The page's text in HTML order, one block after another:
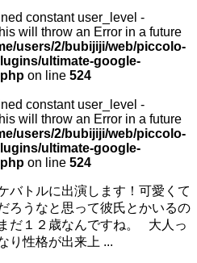
constant user_level -
will throw an Error in a future
users/2/bubijiji/web/piccolo-
ultimate-google-
on line 524
constant user_level -
will throw an Error in a future
users/2/bubijiji/web/piccolo-
ultimate-google-
on line 524
バトルに出演します！可愛くて
うなと思って彼氏とかいるの
だ１２歳なんですね。 大人っ
り性格が出来上 ...